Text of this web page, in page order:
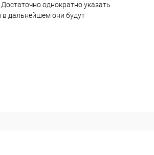
однократно указать
в дальнейшем они будут